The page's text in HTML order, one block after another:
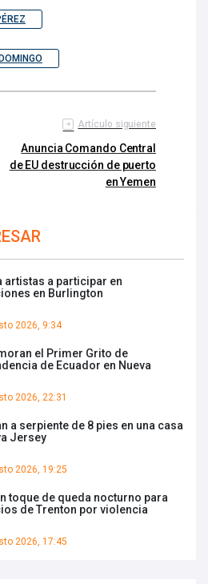
Artículo siguiente
Anuncia Comando Central
de EU destrucción de puerto
en Yemen
artistas a participar en
en Burlington
2026, 9:34
el Primer Grito de
de Ecuador en Nueva
2026, 22:31
a serpiente de 8 pies en una casa
Jersey
2026, 19:25
toque de queda nocturno para
de Trenton por violencia
2026, 17:45